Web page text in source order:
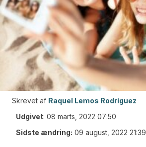
Skrevet af Raquel Lemos Rodríguez
Udgivet: 08 marts, 2022 07:50
Sidste ændring: 09 august, 2022 21:39